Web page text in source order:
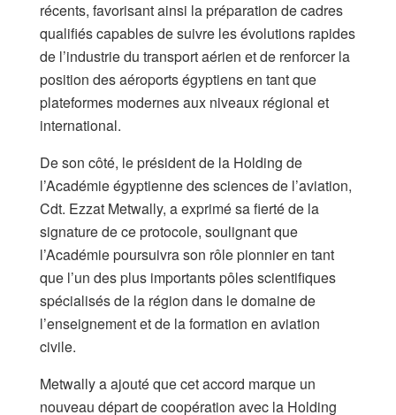
récents, favorisant ainsi la préparation de cadres
qualifiés capables de suivre les évolutions rapides
de l’industrie du transport aérien et de renforcer la
position des aéroports égyptiens en tant que
plateformes modernes aux niveaux régional et
international.
De son côté, le président de la Holding de
l’Académie égyptienne des sciences de l’aviation,
Cdt. Ezzat Metwally, a exprimé sa fierté de la
signature de ce protocole, soulignant que
l’Académie poursuivra son rôle pionnier en tant
que l’un des plus importants pôles scientifiques
spécialisés de la région dans le domaine de
l’enseignement et de la formation en aviation
civile.
Metwally a ajouté que cet accord marque un
nouveau départ de coopération avec la Holding